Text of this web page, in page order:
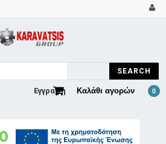
SEARCH
Καλάθι αγορών 0
Εγγραφή